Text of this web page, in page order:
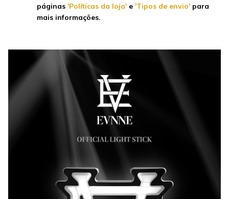
páginas 'Políticas da loja' e 'Tipos de envio' para
mais informações.